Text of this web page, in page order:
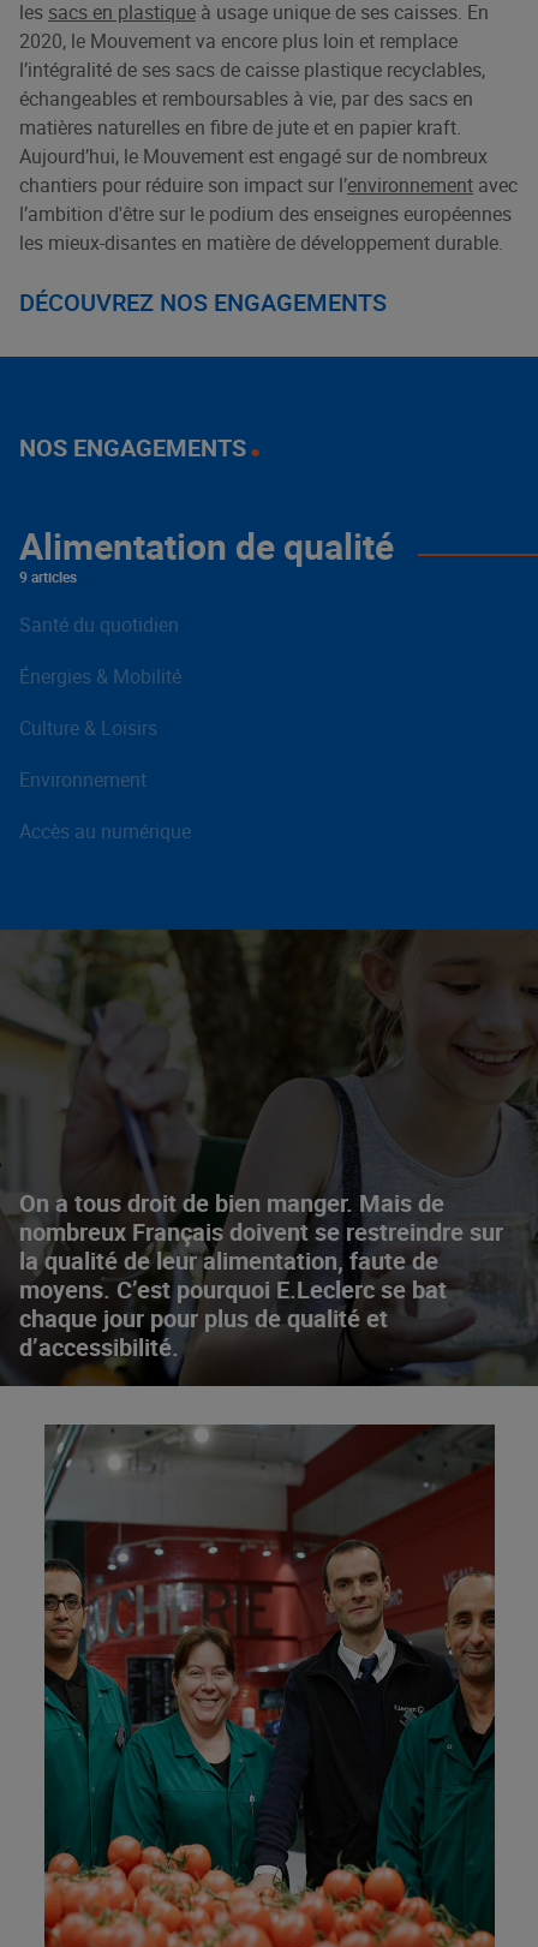
les sacs en plastique à usage unique de ses caisses. En
2020, le Mouvement va encore plus loin et remplace
l’intégralité de ses sacs de caisse plastique recyclables,
échangeables et remboursables à vie, par des sacs en
matières naturelles en fibre de jute et en papier kraft.
Aujourd’hui, le Mouvement est engagé sur de nombreux
chantiers pour réduire son impact sur l’environnement avec
l’ambition d'être sur le podium des enseignes européennes
les mieux-disantes en matière de développement durable.
DÉCOUVREZ NOS ENGAGEMENTS
NOS ENGAGEMENTS
On a tous droit de bien manger. Mais de
nombreux Français doivent se restreindre sur
la qualité de leur alimentation, faute de
moyens. C’est pourquoi E.Leclerc se bat
chaque jour pour plus de qualité et
d’accessibilité.
Alimentation de qualité
9 articles
Santé du quotidien
Énergies & Mobilité
Culture & Loisirs
Environnement
Accès au numérique